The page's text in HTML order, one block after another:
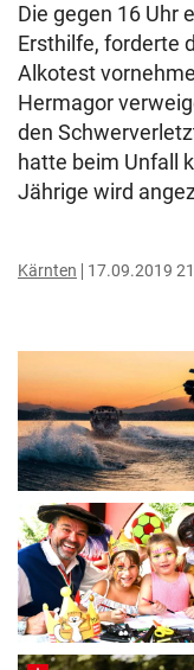
Die gegen 16 Uhr
Ersthilfe, forderte
Alkotest
Hermagor
den
hatte beim Unfall
Jährige wird
Kärnten 17.09.2019